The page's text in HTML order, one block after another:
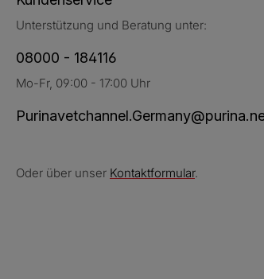
Unterstützung und Beratung unter:
08000 - 184116
Mo-Fr, 09:00 - 17:00 Uhr
Oder über unser Kontaktformular.